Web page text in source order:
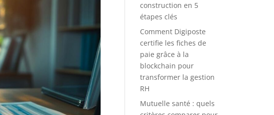
construction en 5
étapes clés
Comment Digiposte
certifie les fiches de
paie grâce à la
blockchain pour
transformer la gestion
RH
Mutuelle santé : quels